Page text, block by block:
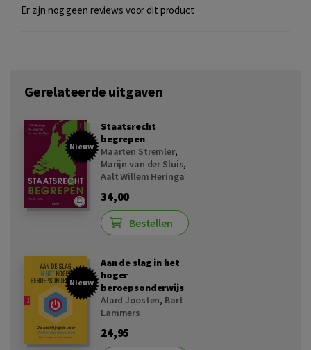
Er zijn nog geen reviews voor dit product
Gerelateerde uitgaven
Nieuw
Staatsrecht
begrepen
Maarten Stremler,
Marijn van der Sluis,
Aalt Willem Heringa
34,00
Bestellen
Nieuw
Aan de slag in het
hoger
beroepsonderwijs
Alard Joosten, Bart
Lammers
24,95